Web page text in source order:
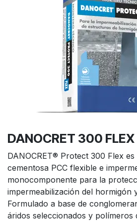
DANOCRET 300 FLEX
DANOCRET® Protect 300 Flex
cementosa PCC flexible e
monocomponente para la
impermeabilización del hormigón
Formulado a base de
áridos seleccionados y